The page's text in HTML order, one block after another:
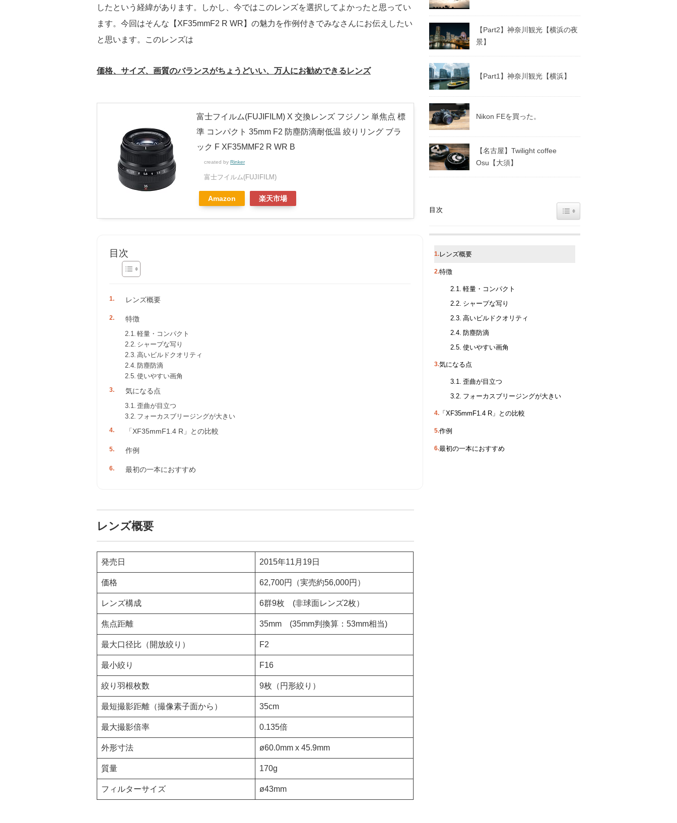
したという経緯があります。しかし、今ではこのレンズを選択してよかったと思ってい
ます。今回はそんな【XF35mmF2 R WR】の魅力を作例付きでみなさんにお伝えしたい
と思います。このレンズは
価格、サイズ、画質のバランスがちょうどいい、万人にお勧めできるレンズ
富士フイルム(FUJIFILM) X 交換レンズ フジノン 単焦点 標
準 コンパクト 35mm F2 防塵防滴耐低温 絞りリング ブラ
ック F XF35MMF2 R WR B
created by Rinker
富士フイルム(FUJIFILM)
Amazon 楽天市場
目次
レンズ概要
特徴
軽量・コンパクト
シャープな写り
高いビルドクオリティ
防塵防滴
使いやすい画角
気になる点
歪曲が目立つ
フォーカスブリージングが大きい
「XF35mmF1.4 R」との比較
作例
最初の一本におすすめ
レンズ概要
発売日 2015年11月19日
価格 62,700円（実売約56,000円）
レンズ構成 6群9枚 (非球面レンズ2枚）
焦点距離 35mm (35mm判換算：53mm相当)
最大口径比（開放絞り） F2
最小絞り F16
絞り羽根枚数 9枚（円形絞り）
最短撮影距離（撮像素子面から） 35cm
最大撮影倍率 0.135倍
外形寸法 ø60.0mm x 45.9mm
質量 170g
フィルターサイズ ø43mm
【Part2】神奈川観光【横浜の夜
景】
【Part1】神奈川観光【横浜】
Nikon FEを買った。
【名古屋】Twilight coffee
Osu【大須】
目次 Toggle Table of Content
レンズ概要
特徴
軽量・コンパクト
シャープな写り
高いビルドクオリティ
防塵防滴
使いやすい画角
気になる点
歪曲が目立つ
フォーカスブリージングが大きい
「XF35mmF1.4 R」との比較
作例
最初の一本におすすめ